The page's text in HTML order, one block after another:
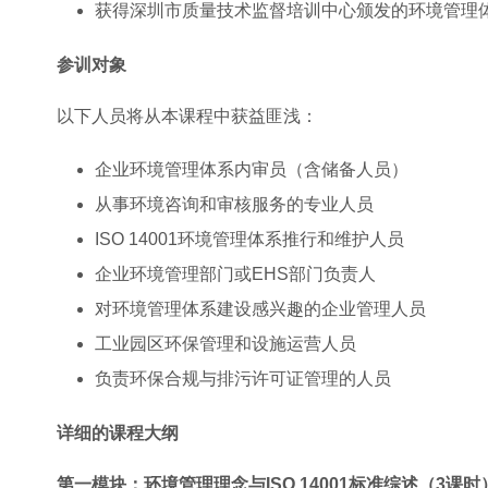
获得深圳市质量技术监督培训中心颁发的环境管理
参训对象
以下人员将从本课程中获益匪浅：
企业环境管理体系内审员（含储备人员）
从事环境咨询和审核服务的专业人员
ISO 14001环境管理体系推行和维护人员
企业环境管理部门或EHS部门负责人
对环境管理体系建设感兴趣的企业管理人员
工业园区环保管理和设施运营人员
负责环保合规与排污许可证管理的人员
详细的课程大纲
第一模块：环境管理理念与ISO 14001标准综述（3课时）